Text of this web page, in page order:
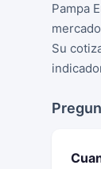
Pampa
Su